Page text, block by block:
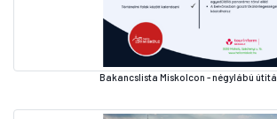
Bakancslista Miskolcon - négylábú